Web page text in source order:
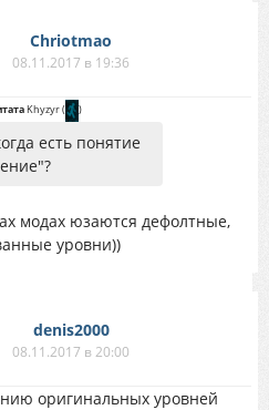
Chriotmao
08.11.2017 в 19:36
Khyzyr( )
есть понятие
модах юзаются дефолтные,
уровни))
denis2000
08.11.2017 в 20:00
оригинальных уровней